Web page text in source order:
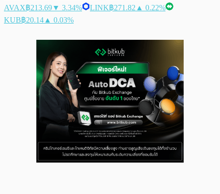
AVAX฿213.69▼ 3.34% LINK฿271.82 ▲ 0.22%
KUB฿20.14 ▲ 0.03%